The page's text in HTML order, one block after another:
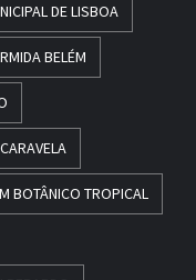
DE LISBOA
BELÉM
BOTÂNICO TROPICAL